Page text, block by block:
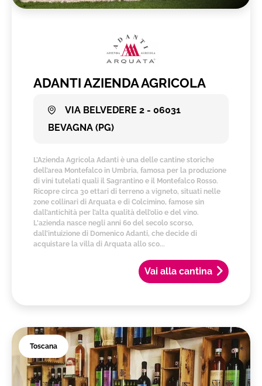
ADANTI AZIENDA AGRICOLA
VIA BELVEDERE 2 - 06031
BEVAGNA (PG)
Vai alla cantina
L’Azienda Agricola Adanti è una delle cantine storiche
dell’area Montefalco in Umbria, famosa per la produzione
di vini tutelati quali il Sagrantino e il Montefalco Rosso.
Ricopre circa 30 ettari di terreno a vigneto, situati nelle
zone collinari di Arquata e di Colcimino, famose sin
dall’antichità per l’alta qualità dell’olio e del vino.
L'azienda nasce negli anni 60 del secolo scorso,
dall’intuizione di Domenico Adanti, che decide di
acquistare la villa di Arquata allo sco...
Toscana